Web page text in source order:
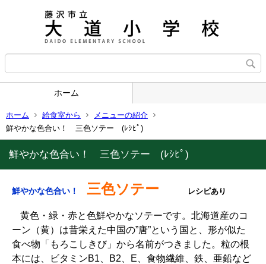
ホーム
ホーム 給食室から
メニューの紹介
鮮やかな色合い！ 三色ソテー (ﾚｼﾋﾟ)
鮮やかな色合い！ 三色ソテー (ﾚｼﾋﾟ)
鮮やかな色合い！ 三色ソテー レシピあり
黄色・緑・赤と色鮮やかなソテーです。北海道産のコ
ーン（黄）は昔栄えた中国の”唐”という国と、形が似た
食べ物「もろこしきび」から名前がつきました。粒の根
本には、ビタミンB1、B2、E、食物繊維、鉄、亜鉛など